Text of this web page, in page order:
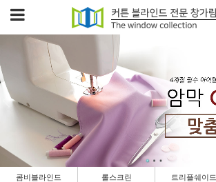
콤비블라인드 롤스크린 트리플쉐이드